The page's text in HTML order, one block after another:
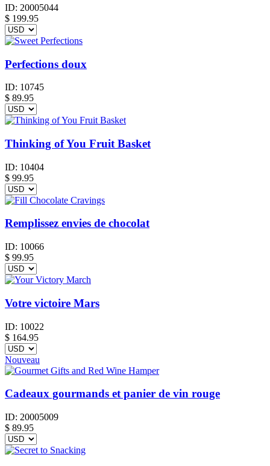
ID: 20005044
$ 199.95
Perfections doux
ID: 10745
$ 89.95
Thinking of You Fruit Basket
ID: 10404
$ 99.95
Remplissez envies de chocolat
ID: 10066
$ 99.95
Votre victoire Mars
ID: 10022
$ 164.95
Nouveau
Cadeaux gourmands et panier de vin rouge
ID: 20005009
$ 89.95